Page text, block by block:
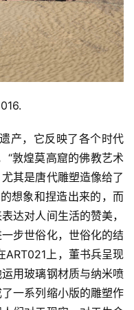
产，它反映了各个时代
“敦煌莫高窟的佛教艺术
其是唐代雕塑造像给了
想象和捏造出来的，而
达对人间生活的赞美，
步世俗化，世俗化的结
ART021上，董书兵呈现
用玻璃钢材质与纳米喷
一系列缩小版的雕塑作